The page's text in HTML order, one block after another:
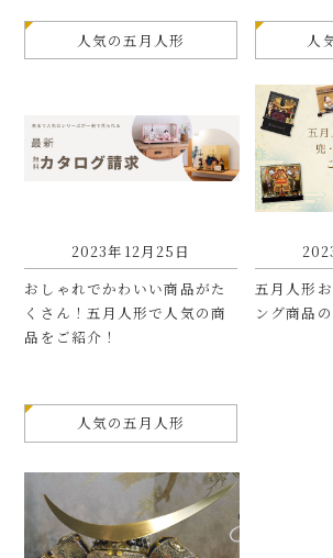
人気の五月人形
2023年12月25日
おしゃれでかわいい商品がた
くさん！五月人形で人気の商
品をご紹介！
人
五月人形
ング商品
人気の五月人形